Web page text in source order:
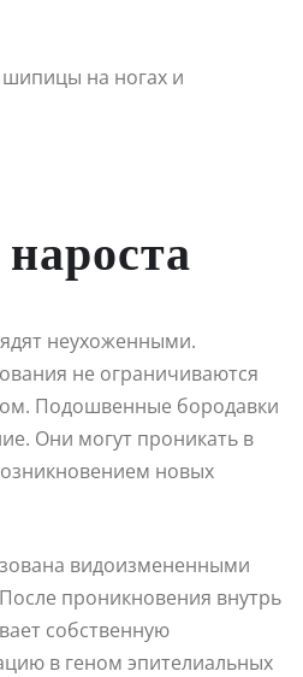
неухоженными.
не ограничиваются
Подошвенные бородавки
Они могут проникать в
новых
видоизмененными
проникновения внутрь
собственную
в геном эпителиальных